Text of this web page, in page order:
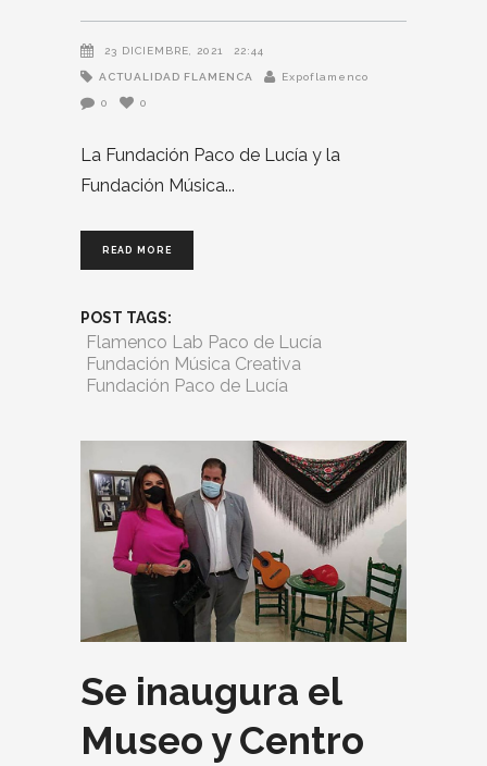
23 DICIEMBRE, 2021 22:44
ACTUALIDAD FLAMENCA Expoflamenco
0 0
La Fundación Paco de Lucía y la
Fundación Música
READ MORE
POST TAGS:
Flamenco Lab Paco de Lucía
Fundación Música Creativa
Fundación Paco de Lucía
Se inaugura el
Museo y Centro